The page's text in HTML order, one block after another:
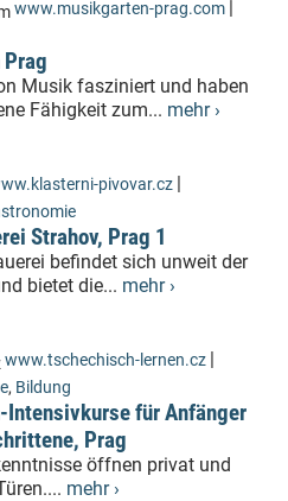
www.musikgarten-prag.com |
Musik fasziniert und haben
Fähigkeit zum... mehr ›
pivovar.cz |
Strahov, Prag 1
befindet sich unweit der
bietet die... mehr ›
www.tschechisch-lernen.cz |
, Bildung
Intensivkurse für Anfänger
Prag
öffnen privat und
mehr ›